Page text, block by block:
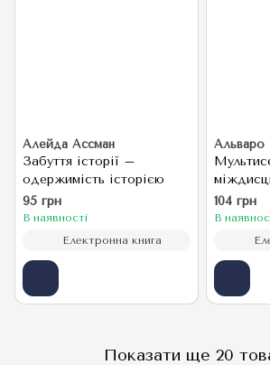
Алейда Ассман
Забуття історії –
одержимість історією
95 грн
В наявності
Електронна книга
Альваро
погляд
запах,
104 грн
В
Показати ще 20